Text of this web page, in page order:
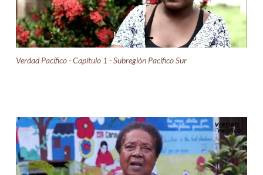
Verdad Pacífico - Capítulo 1 - Subregión Pacífico Sur